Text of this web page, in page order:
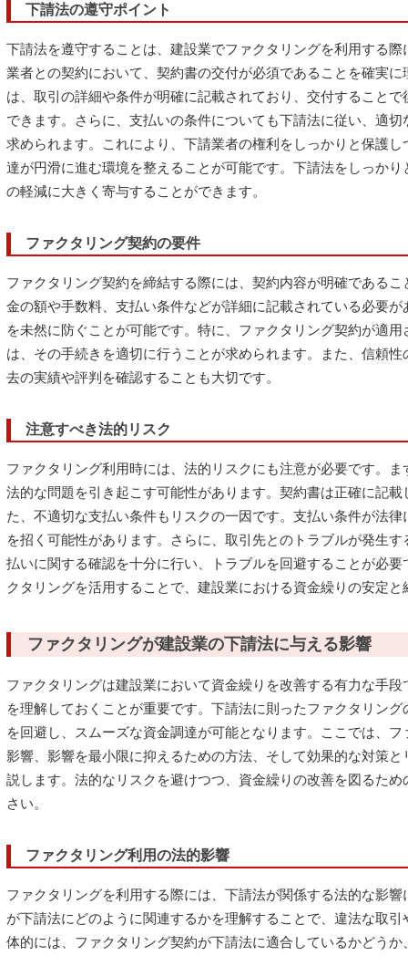
下請法の遵守ポイント
下請法を遵守することは、建設業でファクタリングを利用する
業者との契約において、契約書の交付が必須であることを確実
は、取引の詳細や条件が明確に記載されており、交付すること
できます。さらに、支払いの条件についても下請法に従い、適
求められます。これにより、下請業者の権利をしっかりと保護
達が円滑に進む環境を整えることが可能です。下請法をしっか
の軽減に大きく寄与することができます。
ファクタリング契約の要件
ファクタリング契約を締結する際には、契約内容が明確である
金の額や手数料、支払い条件などが詳細に記載されている必要
を未然に防ぐことが可能です。特に、ファクタリング契約が適
は、その手続きを適切に行うことが求められます。また、信頼
去の実績や評判を確認することも大切です。
注意すべき法的リスク
ファクタリング利用時には、法的リスクにも注意が必要です。
法的な問題を引き起こす可能性があります。契約書は正確に記
た、不適切な支払い条件もリスクの一因です。支払い条件が法
を招く可能性があります。さらに、取引先とのトラブルが発生
払いに関する確認を十分に行い、トラブルを回避することが必
クタリングを活用することで、建設業における資金繰りの安定
ファクタリングが建設業の下請法に与える影響
ファクタリングは建設業において資金繰りを改善する有力な手
を理解しておくことが重要です。下請法に則ったファクタリン
を回避し、スムーズな資金調達が可能となります。ここでは、
影響、影響を最小限に抑えるための方法、そして効果的な対策
説します。法的なリスクを避けつつ、資金繰りの改善を図るた
さい。
ファクタリング利用の法的影響
ファクタリングを利用する際には、下請法が関係する法的な影
が下請法にどのように関連するかを理解することで、違法な取
体的には、ファクタリング契約が下請法に適合しているかどう